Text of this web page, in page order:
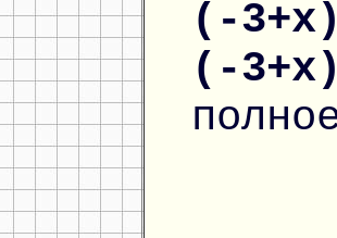
(-
(-